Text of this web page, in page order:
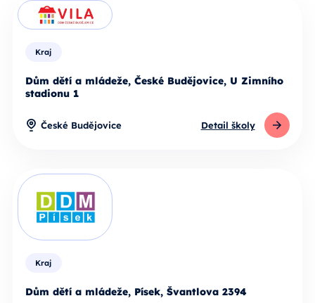
Kraj
Dům dětí a mládeže, České Budějovice, U Zimního
stadionu 1
České Budějovice Detail školy
Kraj
Dům dětí a mládeže, Písek, Švantlova 2394